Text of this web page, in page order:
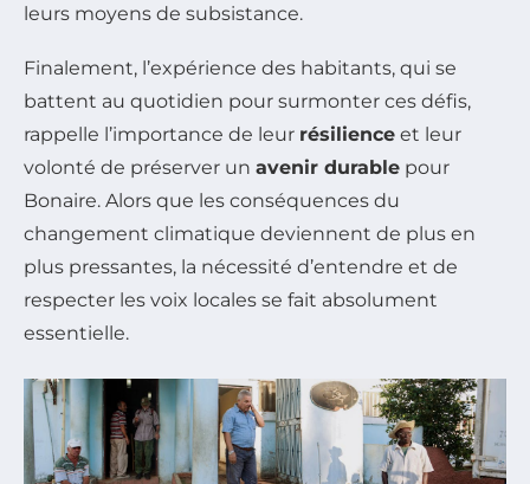
leurs moyens de subsistance.
Finalement, l’expérience des habitants, qui se
battent au quotidien pour surmonter ces défis,
rappelle l’importance de leur résilience et leur
volonté de préserver un avenir durable pour
Bonaire. Alors que les conséquences du
changement climatique deviennent de plus en
plus pressantes, la nécessité d’entendre et de
respecter les voix locales se fait absolument
essentielle.